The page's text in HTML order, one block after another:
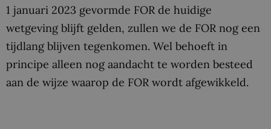
1 januari 2023 gevormde FOR de huidige
wetgeving blijft gelden, zullen we de FOR nog een
tijdlang blijven tegenkomen. Wel behoeft in
principe alleen nog aandacht te worden besteed
aan de wijze waarop de FOR wordt afgewikkeld.